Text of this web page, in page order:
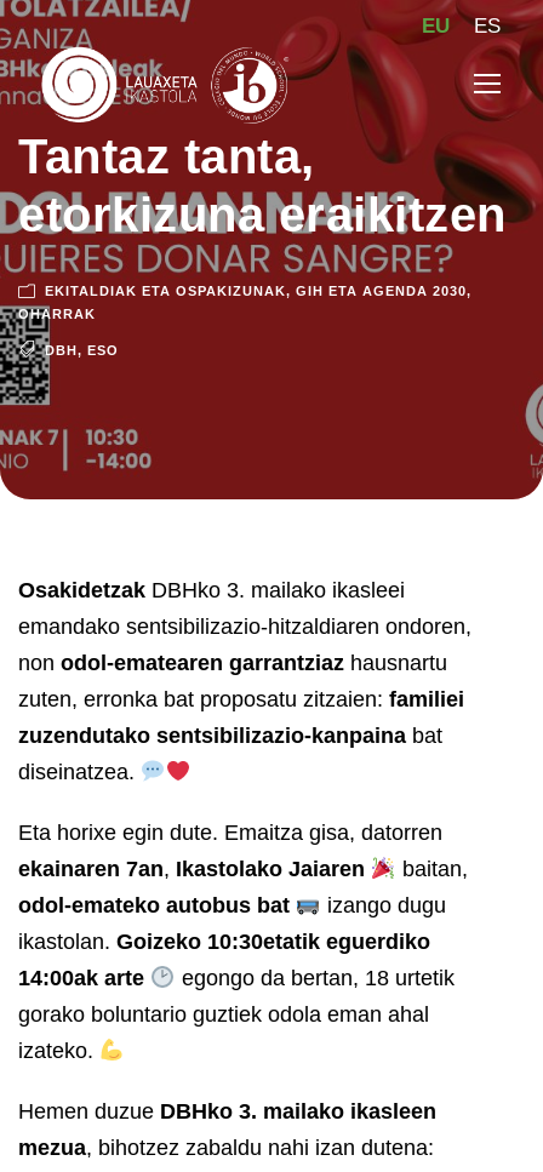
EU ES
Tantaz tanta,
etorkizuna eraikitzen
EKITALDIAK ETA OSPAKIZUNAK, GIH ETA AGENDA 2030,
OHARRAK
DBH, ESO
Osakidetzak DBHko 3. mailako ikasleei
emandako sentsibilizazio-hitzaldiaren ondoren,
non odol-ematearen garrantziaz hausnartu
zuten, erronka bat proposatu zitzaien: familiei
zuzendutako sentsibilizazio-kanpaina bat
diseinatzea.
Eta horixe egin dute. Emaitza gisa, datorren
ekainaren 7an, Ikastolako Jaiaren
baitan,
odol-emateko autobus bat
izango dugu
ikastolan. Goizeko 10:30etatik eguerdiko
14:00ak arte
egongo da bertan, 18 urtetik
gorako boluntario guztiek odola eman ahal
izateko.
Hemen duzue DBHko 3. mailako ikasleen
mezua, bihotzez zabaldu nahi izan dutena: